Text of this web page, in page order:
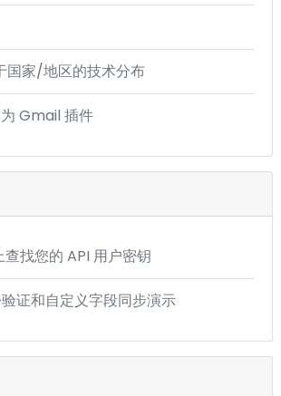
国家/地区的技术分布
Gmail 插件
找您的 API 用户密钥
证和自定义字段同步演示